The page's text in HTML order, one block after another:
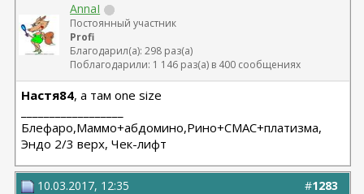
AnnaI
Постоянный участник
Profi
Благодарил(а): 298 раз(а)
Поблагодарили: 1 146 раз(а) в 400 сообщениях
Настя84, а там one size
Блефаро,Маммо+абдомино,Рино+СМАС+платизма,
Эндо 2/3 верх, Чек-лифт
#1283
10.03.2017, 12:35